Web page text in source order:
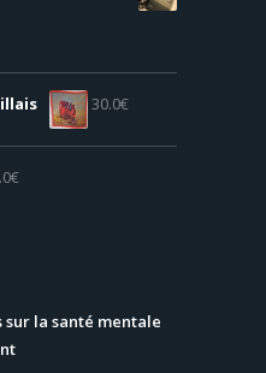
30.0€
€
sur la santé mentale